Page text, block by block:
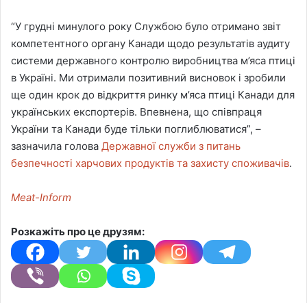
“У грудні минулого року Службою було отримано звіт
компетентного органу Канади щодо результатів аудиту
системи державного контролю виробництва м’яса птиці
в Україні. Ми отримали позитивний висновок і зробили
ще один крок до відкриття ринку м’яса птиці Канади для
українських експортерів. Впевнена, що співпраця
України та Канади буде тільки поглиблюватися”, –
зазначила голова Державної служби з питань
безпечності харчових продуктів та захисту споживачів.
Meat-Inform
Розкажіть про це друзям: